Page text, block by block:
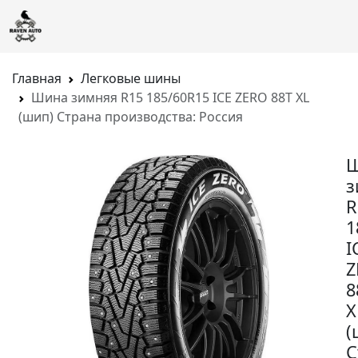
Главная
Легковые шины
Шина зимняя R15 185/60R15 ICE ZERO 88T XL
(шип) Страна производства: Россия